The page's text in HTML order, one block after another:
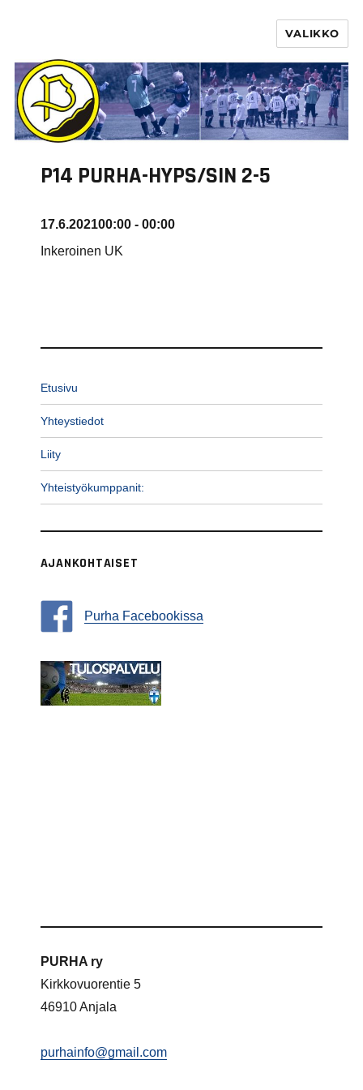
VALIKKO
P14 PURHA-HYPS/SIN 2-5
17.6.202100:00 - 00:00
Inkeroinen UK
Etusivu
Yhteystiedot
Liity
Yhteistyökumppanit:
AJANKOHTAISET
Purha Facebookissa
PURHA ry
Kirkkovuorentie 5
46910 Anjala
purhainfo@gmail.com